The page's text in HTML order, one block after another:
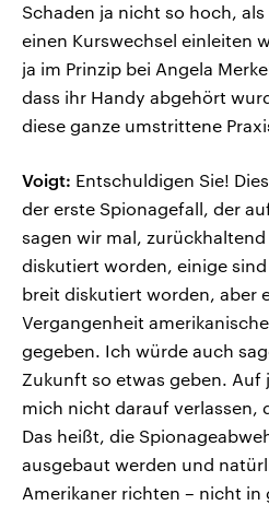
Schaden ja nicht so hoch,
einen Kurswechsel einleiten
ja im Prinzip bei Angela
dass ihr Handy abgehört
diese ganze umstrittene
Voigt: Entschuldigen Sie!
der erste Spionagefall, der
sagen wir mal,
diskutiert worden, einige
breit diskutiert worden, aber
Vergangenheit
gegeben. Ich würde auch
Zukunft so etwas geben. Auf
mich nicht darauf verlassen,
Das heißt, die
ausgebaut werden und
Amerikaner richten – nicht in